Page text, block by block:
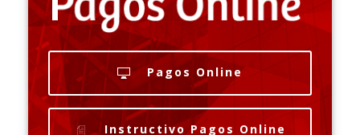
Pagos Online
Instructivo Pagos Online